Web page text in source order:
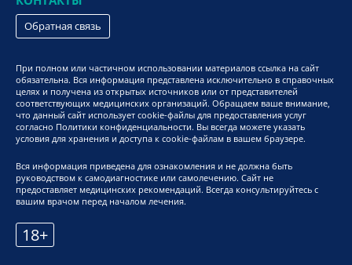
Обратная связь
При полном или частичном использовании материалов ссылка на сайт
обязательна. Вся информация представлена исключительно в справочных
целях и получена из открытых источников или от представителей
соответствующих медицинских организаций. Обращаем ваше внимание,
что данный сайт использует cookie-файлы для предоставления услуг
согласно Политики конфиденциальности. Вы всегда можете указать
условия для хранения и доступа к cookie-файлам в вашем браузере.
Вся информация приведена для ознакомления и не должна быть
руководством к самодиагностике или самолечению. Сайт не
предоставляет медицинских рекомендаций. Всегда консультируйтесь с
вашим врачом перед началом лечения.
18+